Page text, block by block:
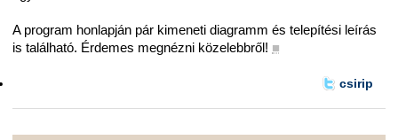
A program honlapján pár kimeneti diagramm és telepítési leírás
is található. Érdemes megnézni közelebbről! ■
csirip